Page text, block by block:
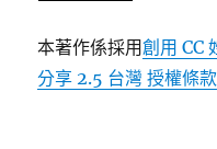
本著作係採用創用 CC
分享 2.5 台灣 授權條款